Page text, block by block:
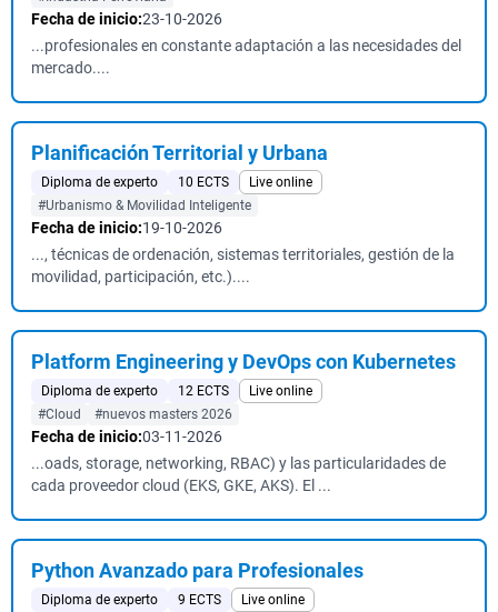
Fecha de inicio:23-10-2026
...profesionales en constante adaptación a las necesidades del
mercado....
Planificación Territorial y Urbana
Diploma de experto 10 ECTS
Live online
#Urbanismo & Movilidad Inteligente
Fecha de inicio:19-10-2026
..., técnicas de ordenación, sistemas territoriales, gestión de la
movilidad, participación, etc.)....
Platform Engineering y DevOps con Kubernetes
Diploma de experto 12 ECTS
Live online
#Cloud
#nuevos masters 2026
Fecha de inicio:03-11-2026
...oads, storage, networking, RBAC) y las particularidades de
cada proveedor cloud (EKS, GKE, AKS). El ...
Python Avanzado para Profesionales
Diploma de experto 9 ECTS
Live online